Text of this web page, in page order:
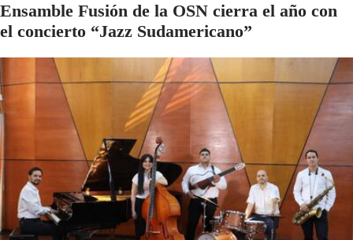
Ensamble Fusión de la OSN cierra el año con
el concierto “Jazz Sudamericano”